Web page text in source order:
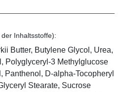
Inhaltsstoffe):
Butter, Butylene Glycol, Urea,
Polyglyceryl-3 Methylglucose
Panthenol, D-alpha-Tocopheryl
Stearate, Sucrose